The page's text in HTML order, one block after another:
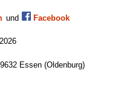
und Facebook
Essen (Oldenburg)